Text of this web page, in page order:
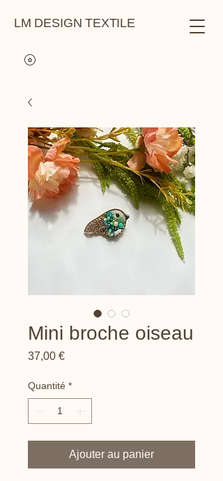
LM DESIGN TEXTILE
Mini broche oiseau
37,00 €Prix
Quantité *
Ajouter au panier